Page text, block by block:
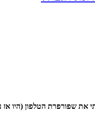
את שפורפרת הטלפון (היו